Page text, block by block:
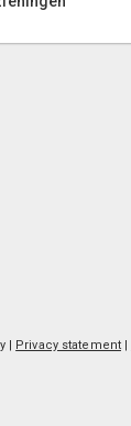
| Privacy statement|